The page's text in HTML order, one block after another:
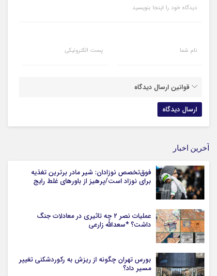
دیدگاه خود را اینجا بنویسید
نام شما پست الکترونیکی
قوانین ارسال دیدگاه
آخرین اخبار
فوق‌تخصص نوزادان: شیر مادر برترین تغذیه
برای نوزاد است/پرهیز از باورهای غلط رایج
عملیات نصر ۲ چه تاثیری در معادلات جنگ
داشت؟ *سعدالله زارعی
بورس تهران چگونه از ریزش به رکوردشکنی تغییر
مسیر داد؟